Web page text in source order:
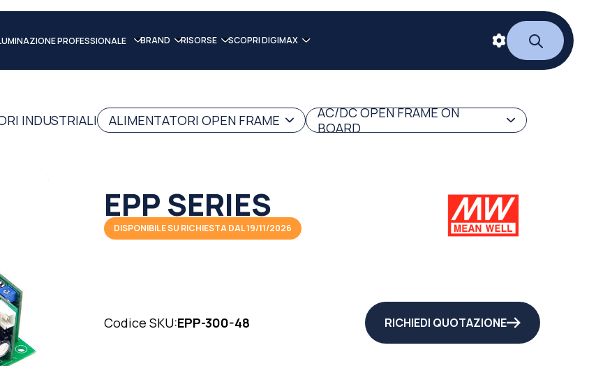
PROFESSIONALE BRAND RISORSE SCOPRI DIGIMAX
INDUSTRIALI ALIMENTATORI OPEN FRAME
AC/DC OPEN FRAME ON
BOARD
EPP SERIES
DISPONIBILE SU RICHIESTA DAL 19/11/2026
Codice SKU:EPP-300-48 RICHIEDI QUOTAZIONE